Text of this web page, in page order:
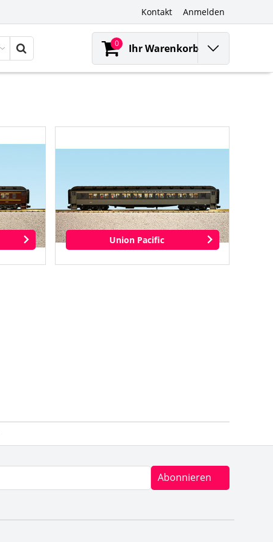
Kontakt Anmelden
0 Ihr Warenkorb
Union Pacific
Abonnieren